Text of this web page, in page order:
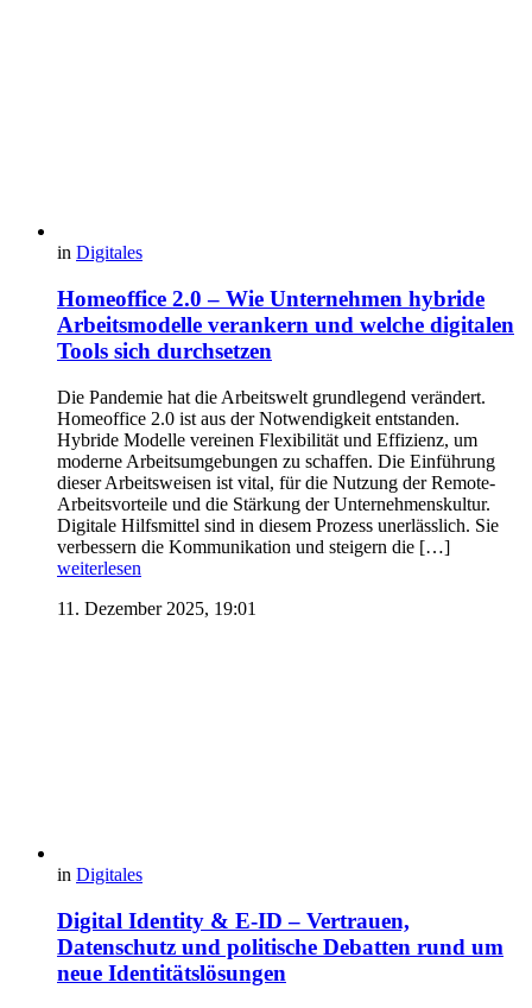
in Digitales
Homeoffice 2.0 – Wie Unternehmen hybride
Arbeitsmodelle verankern und welche digitalen
Tools sich durchsetzen
Die Pandemie hat die Arbeitswelt grundlegend verändert.
Homeoffice 2.0 ist aus der Notwendigkeit entstanden.
Hybride Modelle vereinen Flexibilität und Effizienz, um
moderne Arbeitsumgebungen zu schaffen. Die Einführung
dieser Arbeitsweisen ist vital, für die Nutzung der Remote-
Arbeitsvorteile und die Stärkung der Unternehmenskultur.
Digitale Hilfsmittel sind in diesem Prozess unerlässlich. Sie
verbessern die Kommunikation und steigern die […]
weiterlesen
11. Dezember 2025, 19:01
in Digitales
Digital Identity & E-ID – Vertrauen,
Datenschutz und politische Debatten rund um
neue Identitätslösungen